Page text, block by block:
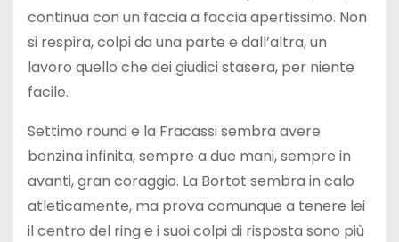
continua con un faccia a faccia apertissimo. Non
si respira, colpi da una parte e dall’altra, un
lavoro quello che dei giudici stasera, per niente
facile.
Settimo round e la Fracassi sembra avere
benzina infinita, sempre a due mani, sempre in
avanti, gran coraggio. La Bortot sembra in calo
atleticamente, ma prova comunque a tenere lei
il centro del ring e i suoi colpi di risposta sono più